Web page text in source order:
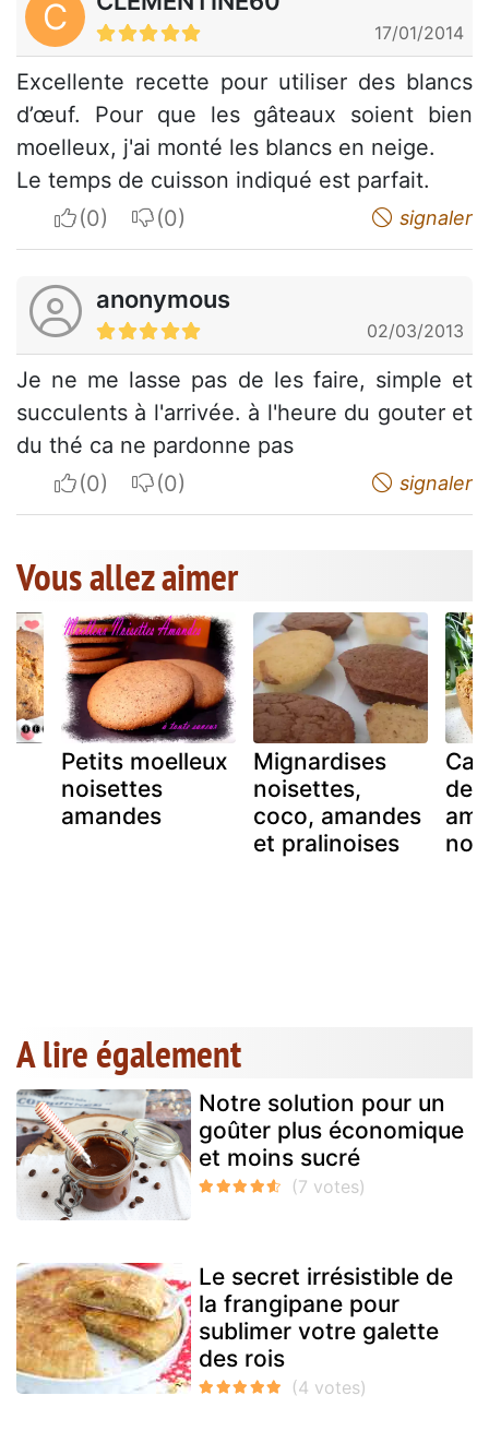
C 17/01/2014
Excellente recette pour utiliser des blancs
d’œuf. Pour que les gâteaux soient bien
moelleux, j'ai monté les blancs en neige.
Le temps de cuisson indiqué est parfait.
I apreciateI do not appreciate signaler
anonymous
02/03/2013
Je ne me lasse pas de les faire, simple et
succulents à l'arrivée. à l'heure du gouter et
du thé ca ne pardonne pas
I apreciateI do not appreciate signaler
Vous allez aimer
Petits moelleux
noisettes
amandes
Mignardises
noisettes,
coco, amandes
et pralinoises
de
A lire également
Notre solution pour un
goûter plus économique
et moins sucré
Le secret irrésistible de
la frangipane pour
sublimer votre galette
des rois